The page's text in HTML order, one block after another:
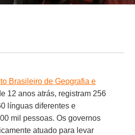
Brasileiro de Geografia e
12 anos atrás, registram 256
línguas diferentes e
mil pessoas. Os governos
atuado para levar